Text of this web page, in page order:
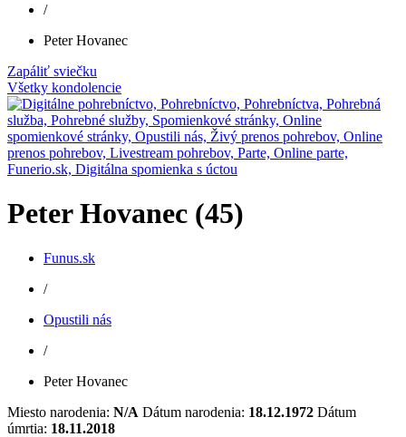
/
Peter Hovanec
Zapáliť sviečku
Všetky kondolencie
Peter Hovanec (45)
Funus.sk
/
Opustili nás
/
Peter Hovanec
Miesto narodenia: N/A Dátum narodenia: 18.12.1972 Dátum
úmrtia: 18.11.2018